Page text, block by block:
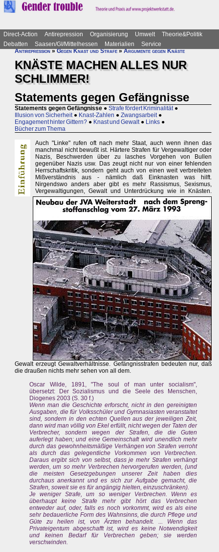
Direct-Action Antirepression Organisierung Umwelt
Theorie&Politik
Debatten
Saasen/GI/Mittelhessen Materialien
Service
Antirepression»Gegen Knast und Strafe»Argumente gegen Knäste
KNÄSTE MACHEN ALLES NUR
SCHLIMMER!
Statements gegen Gefängnisse
Statements gegen Gefängnisse ● Strafe fördert Kriminalität ●
Illusion von Sicherheit ● Knast-Zahlen ● Zwangsarbeit ●
Engagement hinter Gittern? ● Knast und Gewalt ● Links ●
Bücher zum Thema
Auch "Linke" rufen oft nach mehr Staat, auch wenn ihnen das
manchmal nicht bewußt ist. Härtere Strafen für Vergewaltiger oder
Nazis, Beschwerden über zu lasches Vorgehen von Bullen
gegenüber Nazis usw. Das zeugt nicht nur von einer fehlenden
Herrschaftskritik, sondern geht auch von einen weit verbreiteten
Mißverständnis aus - nämlich daß Einknasten was hilft.
Nirgendswo anders aber gibt es mehr Rassismus, Sexismus,
Vergewaltigungen, Gewalt und Unterdrückung wie in Knästen.
Gewalt erzeugt Gewaltverhältnisse. Gefängnisstrafen bedeuten nur, daß
die draußen nichts mehr sehen von all dem.
Oscar Wilde, 1891, "The soul of man unter socialism",
übersetzt: Der Sozialismus und die Seele des Menschen,
Diogenes 2003 (S. 30 f.)
Wenn man die Geschichte erforscht, nicht in den gereinigten
Ausgaben, die für Volksschüler und Gymnasiasten veranstaltet
sind, sondern in den echten Quellen aus der jeweiligen Zeit,
dann wird man völlig von Ekel erfüllt, nicht wegen der Taten der
Verbrecher, sondern wegen der Strafen, die die Guten
auferlegt haben; und eine Gemeinschaft wird unendlich mehr
durch das gewohnheitsmäßige Verhängen von Strafen verroht
als durch das gelegentliche Vorkommen von Verbrechen.
Daraus ergibt sich von selbst, dass je mehr Strafen verhängt
werden, um so mehr Verbrechen hervorgerufen werden, (und
die meisten Gesetzgebungen unserer Zeit haben dies
durchaus anerkannt und es sich zur Aufgabe gemacht, die
Strafen, soweit sie es für angängig hielten, einzuschränken).
Je weniger Strafe, um so weniger Verbrechen. Wenn es
überhaupt keine Strafe mehr gibt hört das Verbrechen
entweder auf, oder, falls es noch vorkommt, wird es als eine
sehr bedauerliche Form des Wahnsinns, die durch Pflege und
Güte zu heilen ist, von Ärzten behandelt. ... Wenn das
Privateigentum abgeschafft ist, wird es keine Notwendigkeit
und keinen Bedarf für Verbrechen geben; sie werden
verschwinden.